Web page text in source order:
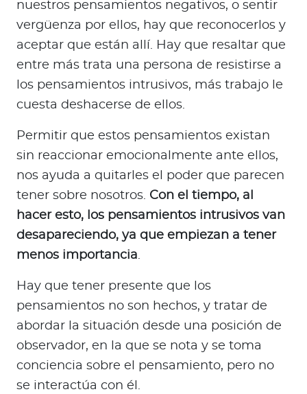
nuestros pensamientos negativos, o sentir
vergüenza por ellos, hay que reconocerlos y
aceptar que están allí. Hay que resaltar que
entre más trata una persona de resistirse a
los pensamientos intrusivos, más trabajo le
cuesta deshacerse de ellos.
Permitir que estos pensamientos existan
sin reaccionar emocionalmente ante ellos,
nos ayuda a quitarles el poder que parecen
tener sobre nosotros. Con el tiempo, al
hacer esto, los pensamientos intrusivos van
desapareciendo, ya que empiezan a tener
menos importancia.
Hay que tener presente que los
pensamientos no son hechos, y tratar de
abordar la situación desde una posición de
observador, en la que se nota y se toma
conciencia sobre el pensamiento, pero no
se interactúa con él.